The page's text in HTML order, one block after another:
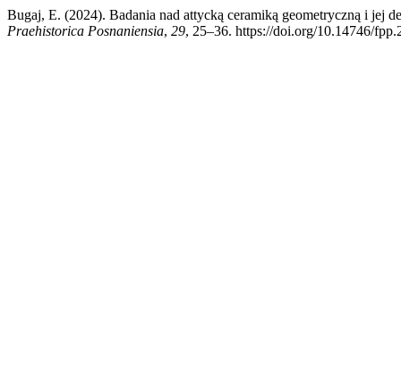
Bugaj, E. (2024). Badania nad attycką ceramiką geometryczną i jej
Praehistorica Posnaniensia, 29, 25–36. https://doi.org/10.14746/